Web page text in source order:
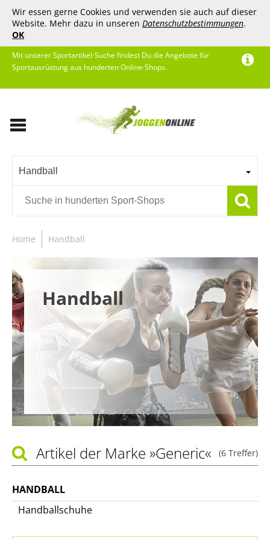
Wir essen gerne Cookies und verwenden sie auch auf dieser
Website. Mehr dazu in unseren Datenschutzbestimmungen.
OK
Mit unserer Sportartikel-Suche findest Du die Angebote für
Sportausrüstung aus hunderten Online-Shops.
Handball
Home Handball
Handball
(6 Treffer)
Artikel der Marke »Generic«
HANDBALL
Handballschuhe